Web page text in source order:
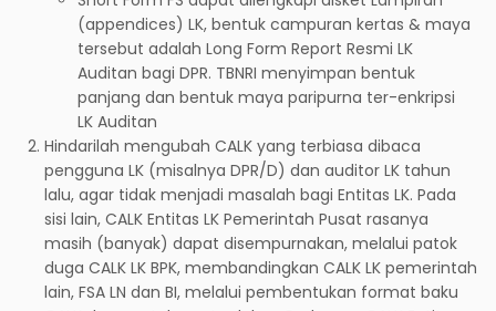
(appendices) LK, bentuk campuran kertas & maya
tersebut adalah Long Form Report Resmi LK
Auditan bagi DPR. TBNRI menyimpan bentuk
panjang dan bentuk maya paripurna ter-enkripsi
LK Auditan
Hindarilah mengubah CALK yang terbiasa dibaca
pengguna LK (misalnya DPR/D) dan auditor LK tahun
lalu, agar tidak menjadi masalah bagi Entitas LK. Pada
sisi lain, CALK Entitas LK Pemerintah Pusat rasanya
masih (banyak) dapat disempurnakan, melalui patok
duga CALK LK BPK, membandingkan CALK LK pemerintah
lain, FSA LN dan BI, melalui pembentukan format baku